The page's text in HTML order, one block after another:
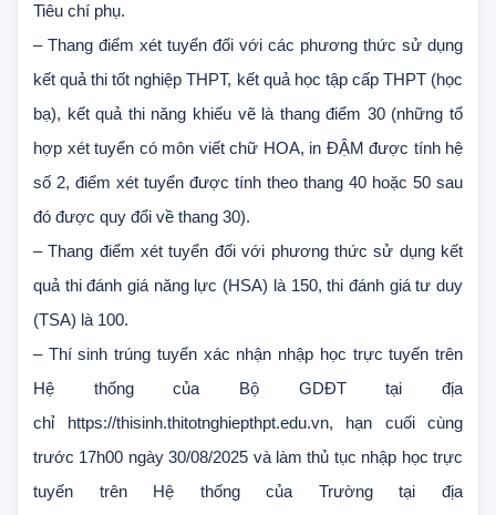
điểm xét tuyển lớn hơn điểm trúng tuyển không áp dụng
Tiêu chí phụ.
– Thang điểm xét tuyển đối với các phương thức sử dụng
kết quả thi tốt nghiệp THPT, kết quả học tập cấp THPT (học
bạ), kết quả thi năng khiếu vẽ là thang điểm 30 (những tổ
hợp xét tuyển có môn viết chữ HOA, in ĐẬM được tính hệ
số 2, điểm xét tuyển được tính theo thang 40 hoặc 50 sau
đó được quy đổi về thang 30).
– Thang điểm xét tuyển đối với phương thức sử dụng kết
quả thi đánh giá năng lực (HSA) là 150, thi đánh giá tư duy
– Thí sinh trúng tuyển xác nhận nhập học trực tuyến trên
Hệ thống của Bộ GDĐT tại địa
chỉ https://thisinh.thitotnghiepthpt.edu.vn, hạn cuối cùng
trước 17h00 ngày 30/08/2025 và làm thủ tục nhập học trực